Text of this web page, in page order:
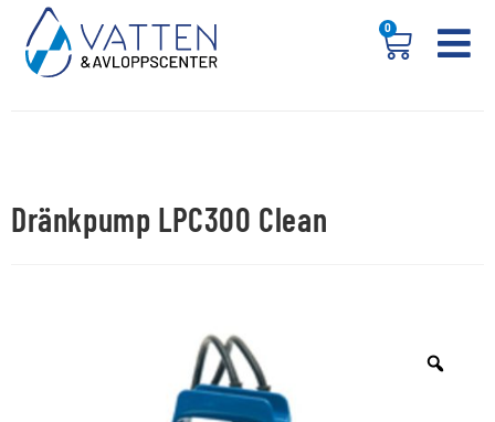
0
Dränkpump LPC300 Clean